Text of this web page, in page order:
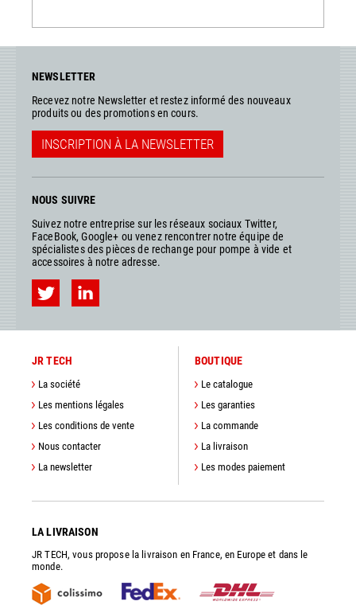
NEWSLETTER
Recevez notre Newsletter et restez informé des nouveaux
produits ou des promotions en cours.
INSCRIPTION À LA NEWSLETTER
NOUS SUIVRE
Suivez notre entreprise sur les réseaux sociaux Twitter,
FaceBook, Google+ ou venez rencontrer notre équipe de
spécialistes des pièces de rechange pour pompe à vide et
accessoires à notre adresse.
JR TECH
La société
Les mentions légales
Les conditions de vente
Nous contacter
La newsletter
BOUTIQUE
Le catalogue
Les garanties
La commande
La livraison
Les modes paiement
LA LIVRAISON
JR TECH, vous propose la livraison en France, en Europe et dans le
monde.